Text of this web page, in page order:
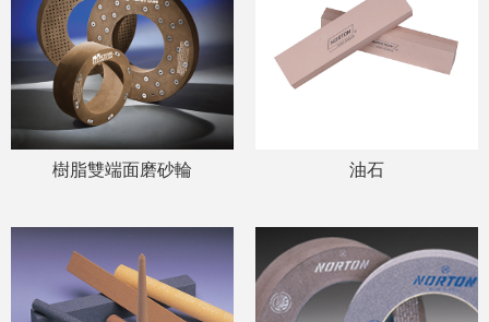
樹脂雙端面磨砂輪 油石